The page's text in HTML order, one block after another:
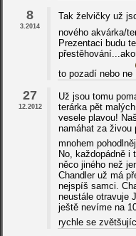
8
3.2014
Tak želvičky už
nového akvárka/
Prezentaci budu
to pozadí nebo ne
27
12.2012
Už jsou tomu
terárka pět
vesele plavou!
namáhat za živou
mnohem
No, každopádně i
něco jiného než
Chandler už má
nejspíš samci.
neustále otravuje
ještě nevíme na
rychle se